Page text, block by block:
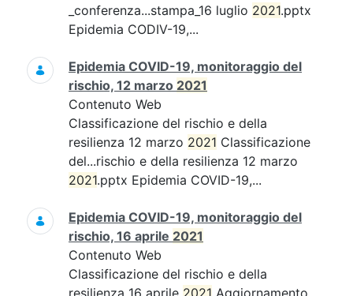
_conferenza...stampa_16 luglio 2021.pptx
Epidemia CODIV-19,...
Epidemia COVID-19, monitoraggio del
rischio, 12 marzo 2021
Contenuto Web
Classificazione del rischio e della
resilienza 12 marzo 2021 Classificazione
del...rischio e della resilienza 12 marzo
2021.pptx Epidemia COVID-19,...
Epidemia COVID-19, monitoraggio del
rischio, 16 aprile 2021
Contenuto Web
Classificazione del rischio e della
resilienza 16 aprile 2021 Aggiornamento